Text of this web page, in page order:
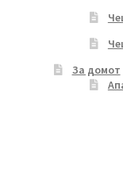
За домот